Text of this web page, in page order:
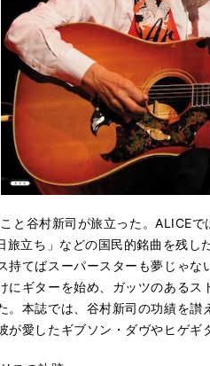
と谷村新司が旅立った。ALICE
旅立ち」などの国民的銘曲を残
持てばスーパースターも夢じゃ
にギターを始め、ガッツのある
。本誌では、谷村新司の功績を
が愛したギブソン・ダヴやヒゲ